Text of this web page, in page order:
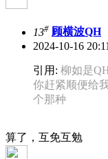
13# 顾横波QH
2024-10-16 20:11
引用: 柳如是
你赶紧顺便给
个那种
算了，互免互勉